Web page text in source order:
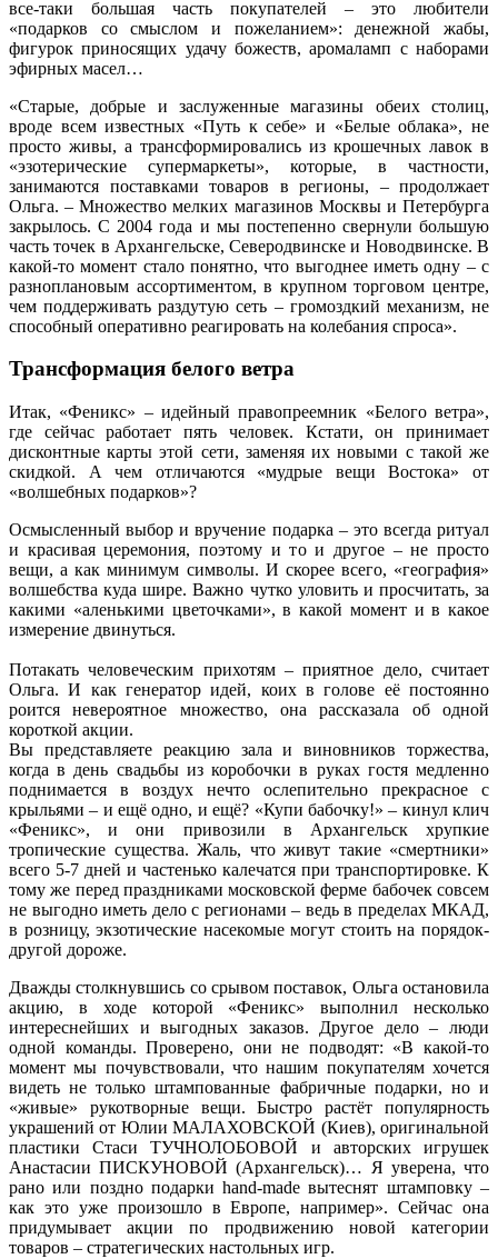
все-таки большая часть покупателей – это любители
«подарков со смыслом и пожеланием»: денежной жабы,
фигурок приносящих удачу божеств, аромаламп с наборами
эфирных масел…
«Старые, добрые и заслуженные магазины обеих столиц,
вроде всем известных «Путь к себе» и «Белые облака», не
просто живы, а трансформировались из крошечных лавок в
«эзотерические супермаркеты», которые, в частности,
занимаются поставками товаров в регионы, – продолжает
Ольга. – Множество мелких магазинов Москвы и Петербурга
закрылось. С 2004 года и мы постепенно свернули большую
часть точек в Архангельске, Северодвинске и Новодвинске. В
какой-то момент стало понятно, что выгоднее иметь одну – с
разноплановым ассортиментом, в крупном торговом центре,
чем поддерживать раздутую сеть – громоздкий механизм, не
способный оперативно реагировать на колебания спроса».
Трансформация белого ветра
Итак, «Феникс» – идейный правопреемник «Белого ветра»,
где сейчас работает пять человек. Кстати, он принимает
дисконтные карты этой сети, заменяя их новыми с такой же
скидкой. А чем отличаются «мудрые вещи Востока» от
«волшебных подарков»?
Осмысленный выбор и вручение подарка – это всегда ритуал
и красивая церемония, поэтому и то и другое – не просто
вещи, а как минимум символы. И скорее всего, «география»
волшебства куда шире. Важно чутко уловить и просчитать, за
какими «аленькими цветочками», в какой момент и в какое
измерение двинуться.
Потакать человеческим прихотям – приятное дело, считает
Ольга. И как генератор идей, коих в голове её постоянно
роится невероятное множество, она рассказала об одной
короткой акции.
Вы представляете реакцию зала и виновников торжества,
когда в день свадьбы из коробочки в руках гостя медленно
поднимается в воздух нечто ослепительно прекрасное с
крыльями – и ещё одно, и ещё? «Купи бабочку!» – кинул клич
«Феникс», и они привозили в Архангельск хрупкие
тропические существа. Жаль, что живут такие «смертники»
всего 5-7 дней и частенько калечатся при транспортировке. К
тому же перед праздниками московской ферме бабочек совсем
не выгодно иметь дело с регионами – ведь в пределах МКАД,
в розницу, экзотические насекомые могут стоить на порядок-
другой дороже.
Дважды столкнувшись со срывом поставок, Ольга остановила
акцию, в ходе которой «Феникс» выполнил несколько
интереснейших и выгодных заказов. Другое дело – люди
одной команды. Проверено, они не подводят: «В какой-то
момент мы почувствовали, что нашим покупателям хочется
видеть не только штампованные фабричные подарки, но и
«живые» рукотворные вещи. Быстро растёт популярность
украшений от Юлии МАЛАХОВСКОЙ (Киев), оригинальной
пластики Стаси ТУЧНОЛОБОВОЙ и авторских игрушек
Анастасии ПИСКУНОВОЙ (Архангельск)… Я уверена, что
рано или поздно подарки hand-made вытеснят штамповку –
как это уже произошло в Европе, например». Сейчас она
придумывает акции по продвижению новой категории
товаров – стратегических настольных игр.